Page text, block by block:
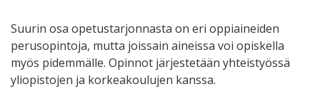
Suurin osa opetustarjonnasta on eri oppiaineiden
perusopintoja, mutta joissain aineissa voi opiskella
myös pidemmälle. Opinnot järjestetään yhteistyössä
yliopistojen ja korkeakoulujen kanssa.